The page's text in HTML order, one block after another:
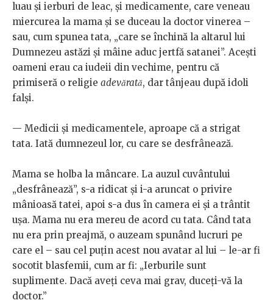
luau și ierburi de leac, și medicamente, care veneau
miercurea la mama și se duceau la doctor vinerea –
sau, cum spunea tata, „care se închină la altarul lui
Dumnezeu astăzi și mâine aduc jertfă satanei”. Acești
oameni erau ca iudeii din vechime, pentru că
primiseră o religie adevărată, dar tânjeau după idoli
falși.
— Medicii și medicamentele, aproape că a strigat
tata. Iată dumnezeul lor, cu care se desfrânează.
Mama se holba la mâncare. La auzul cuvântului
„desfrânează”, s-a ridicat și i-a aruncat o privire
mânioasă tatei, apoi s-a dus în camera ei și a trântit
ușa. Mama nu era mereu de acord cu tata. Când tata
nu era prin preajmă, o auzeam spunând lucruri pe
care el – sau cel puțin acest nou avatar al lui – le-ar fi
socotit blasfemii, cum ar fi: „Ierburile sunt
suplimente. Dacă aveți ceva mai grav, duceți-vă la
doctor.”